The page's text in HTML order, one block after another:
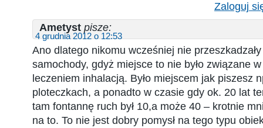
Zaloguj
Ametyst pisze:
4 grudnia 2012 o 12:53
Ano dlatego nikomu wcześniej nie
samochody, gdyż miejsce to nie było związane
leczeniem inhalacją. Było miejscem jak piszesz
ploteczkach, a ponadto w czasie gdy ok. 20 lat
tam fontannę ruch był 10,a może 40 – krotnie
na to. To nie jest dobry pomysł na tego typu